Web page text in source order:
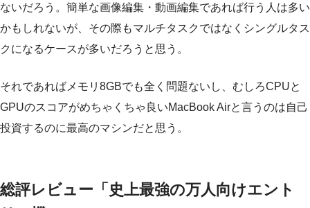
ないだろう。簡単な画像編集・動画編集であれば行う人は多い
かもしれないが、その際もマルチタスクではなくシングルタス
クになるケースが多いだろうと思う。
それであればメモリ8GBでも全く問題ないし、むしろCPUと
GPUのスコアがめちゃくちゃ良いMacBook Airと言うのは自己
投資するのに最高のマシンだと思う。
総評レビュー「史上最強の万人向けエント